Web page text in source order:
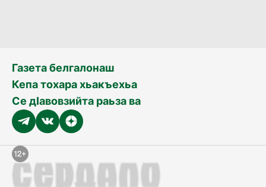
Газета белгалонаш
Кепа тохара хьакъехьа
Се дӀавовзийта раьза ва